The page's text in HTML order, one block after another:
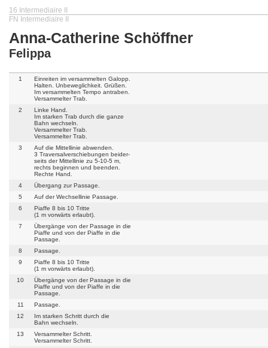
16 Intermediaire II
FN Intermediaire II
Anna-Catherine Schöffner
Felippa
1
Einreiten im versammelten Galopp.
Halten. Unbeweglichkeit. Grüßen.
Im versammelten Tempo antraben.
Versammelter Trab.
2
Linke Hand.
Im starken Trab durch die ganze
Bahn wechseln.
Versammelter Trab.
Versammelter Trab.
3
Auf die Mittellinie abwenden.
3 Traversalverschiebungen beider-
seits der Mittellinie zu 5-10-5 m,
rechts beginnen und beenden.
Rechte Hand.
4
Übergang zur Passage.
5
Auf der Wechsellinie Passage.
6
Piaffe 8 bis 10 Tritte
(1 m vorwärts erlaubt).
7
Übergänge von der Passage in die
Piaffe und von der Piaffe in die
Passage.
8
Passage.
9
Piaffe 8 bis 10 Tritte
(1 m vorwärts erlaubt).
10
Übergänge von der Passage in die
Piaffe und von der Piaffe in die
Passage.
11
Passage.
12
Im starken Schritt durch die
Bahn wechseln.
13
Versammelter Schritt.
Versammelter Schritt.